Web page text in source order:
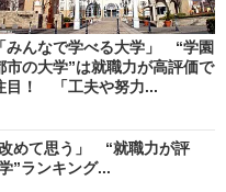
「みんなで学べる大学」 “学園
市の大学”は就職力が高評価で
目！ 「工夫や努力...
改めて思う」 “就職力が評
”ランキング...